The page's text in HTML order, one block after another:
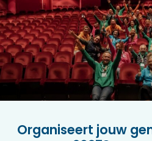
Organiseert jouw